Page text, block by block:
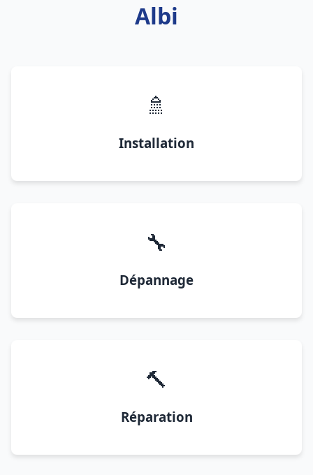
Albi
🚿
Installation
🔧
Dépannage
🔨
Réparation